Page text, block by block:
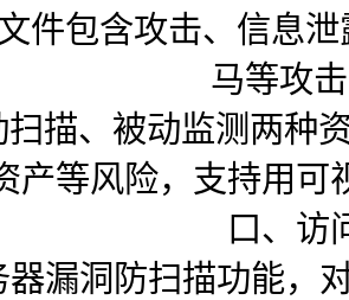
件包含攻击、信息
马等攻
扫描、被动监测两种
产等风险，支持用
口、访
器漏洞防扫描功能，